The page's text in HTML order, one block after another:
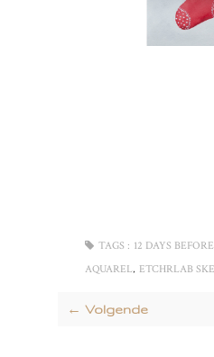
TAGS : 12 DAYS
AQUAREL, ETCHRLAB
← Volgende